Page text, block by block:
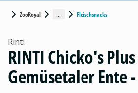
ZooRoyal ... Fleischsnacks
Rinti
RINTI Chicko's Plus
Gemüsetaler Ente